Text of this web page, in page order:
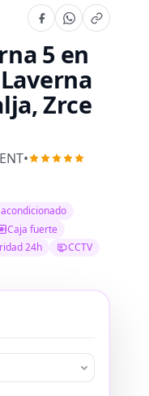
5 en
Zrce
•
Caja fuerte
24h
CCTV